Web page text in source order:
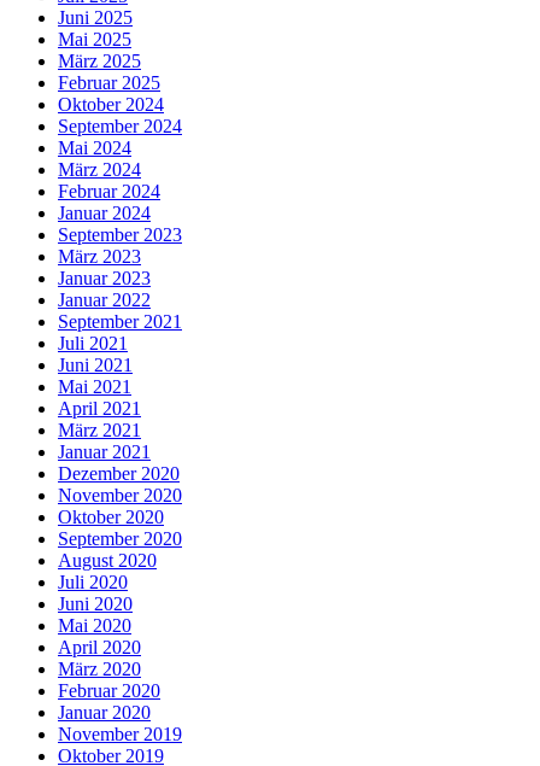
Juni 2025
Mai 2025
März 2025
Februar 2025
Oktober 2024
September 2024
Mai 2024
März 2024
Februar 2024
Januar 2024
September 2023
März 2023
Januar 2023
Januar 2022
September 2021
Juli 2021
Juni 2021
Mai 2021
April 2021
März 2021
Januar 2021
Dezember 2020
November 2020
Oktober 2020
September 2020
August 2020
Juli 2020
Juni 2020
Mai 2020
April 2020
März 2020
Februar 2020
Januar 2020
November 2019
Oktober 2019